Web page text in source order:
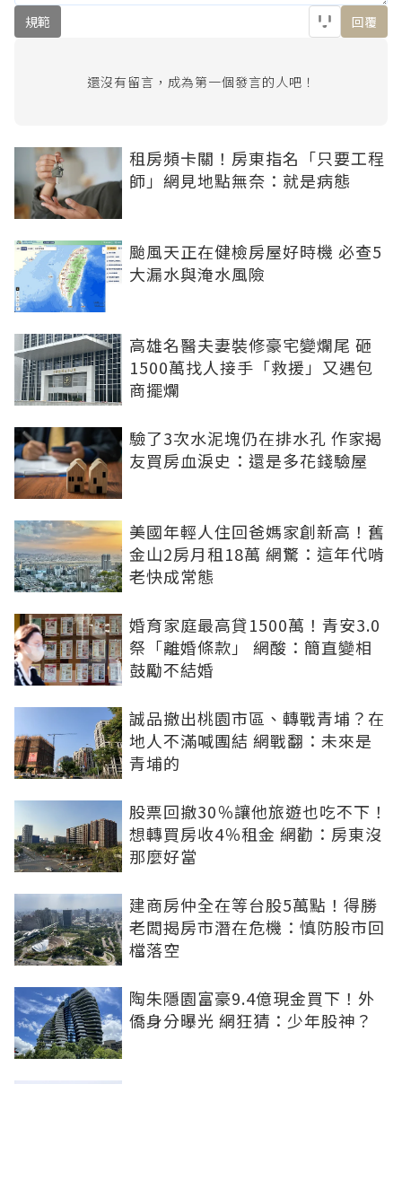
規範 回覆
還沒有留言，成為第一個發言的人吧！
租房頻卡關！房東指名「只要工程
師」網見地點無奈：就是病態
颱風天正在健檢房屋好時機 必查5
大漏水與淹水風險
高雄名醫夫妻裝修豪宅變爛尾 砸
1500萬找人接手「救援」又遇包
商擺爛
驗了3次水泥塊仍在排水孔 作家揭
友買房血淚史：還是多花錢驗屋
美國年輕人住回爸媽家創新高！舊
金山2房月租18萬 網驚：這年代啃
老快成常態
婚育家庭最高貸1500萬！青安3.0
祭「離婚條款」 網酸：簡直變相
鼓勵不結婚
誠品撤出桃園市區、轉戰青埔？在
地人不滿喊團結 網戰翻：未來是
青埔的
股票回撤30％讓他旅遊也吃不下！
想轉買房收4％租金 網勸：房東沒
那麼好當
建商房仲全在等台股5萬點！得勝
老闆揭房市潛在危機：慎防股市回
檔落空
陶朱隱園富豪9.4億現金買下！外
僑身分曝光 網狂猜：少年股神？